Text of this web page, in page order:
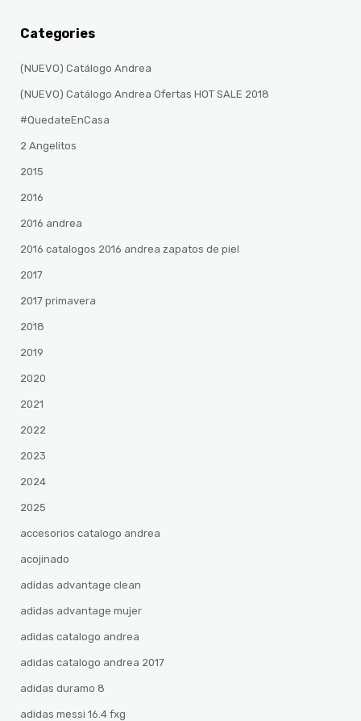
Categories
(NUEVO) Catálogo Andrea
(NUEVO) Catálogo Andrea Ofertas HOT SALE 2018
#QuedateEnCasa
2 Angelitos
2015
2016
2016 andrea
2016 catalogos 2016 andrea zapatos de piel
2017
2017 primavera
2018
2019
2020
2021
2022
2023
2024
2025
accesorios catalogo andrea
acojinado
adidas advantage clean
adidas advantage mujer
adidas catalogo andrea
adidas catalogo andrea 2017
adidas duramo 8
adidas messi 16.4 fxg